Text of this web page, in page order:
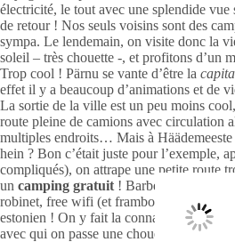
électricité, le tout avec une splendide
de retour ! Nos seuls voisins sont des
sympa. Le lendemain, on visite donc la
soleil – très chouette -, et profitons d’un
Trop cool ! Pärnu se vante d’être la
effet il y a beaucoup d’animations et de
La sortie de la ville est un peu moins
route pleine de camions avec circulation
multiples endroits… Mais à Häädemeeste
hein ? Bon c’était juste pour l’exemple,
compliqués), on attrape une petite route
un camping gratuit ! Barbecue, bois,
robinet, free wifi (et framboises
estonien ! On y fait la connaissance
avec qui on passe une chouette soirée jeu !